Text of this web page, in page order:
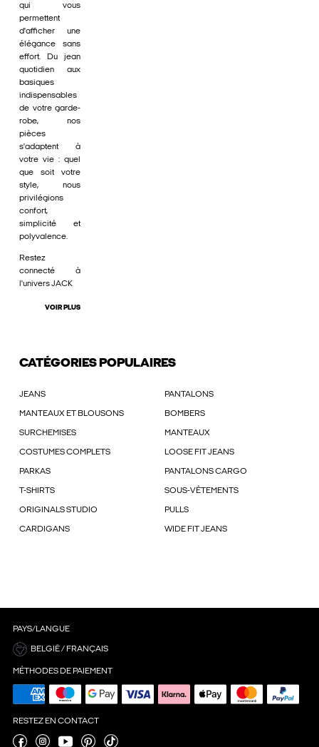
qui vous
permettent
d'afficher une
élégance sans
effort. Du jean
quotidien aux
basiques
indispensables
de votre garde-
robe, nos
pièces
s'adaptent à
votre vie : quel
que soit votre
style, nous
privilégions
confort,
simplicité et
polyvalence.
Restez
connecté à
l'univers JACK
VOIR PLUS
CATÉGORIES POPULAIRES
JEANS PANTALONS
MANTEAUX ET BLOUSONS BOMBERS
SURCHEMISES MANTEAUX
COSTUMES COMPLETS LOOSE FIT JEANS
PARKAS PANTALONS CARGO
T-SHIRTS SOUS-VÊTEMENTS
ORIGINALS STUDIO PULLS
CARDIGANS WIDE FIT JEANS
PAYS/LANGUE
BELGIË / FRANÇAIS
MÉTHODES DE PAIEMENT
RESTEZ EN CONTACT